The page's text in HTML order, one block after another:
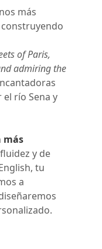
más
of Paris,
admiring the
el río Sena y
más
y de
tu
a